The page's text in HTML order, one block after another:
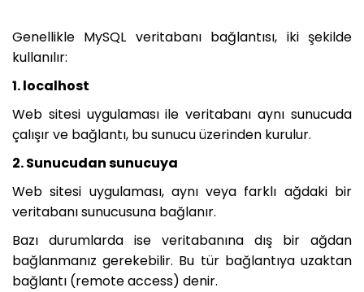
Genellikle MySQL veritabanı bağlantısı, iki şekilde
kullanılır:
1. localhost
Web sitesi uygulaması ile veritabanı aynı sunucuda
çalışır ve bağlantı, bu sunucu üzerinden kurulur.
2. Sunucudan sunucuya
Web sitesi uygulaması, aynı veya farklı ağdaki bir
veritabanı sunucusuna bağlanır.
Bazı durumlarda ise veritabanına dış bir ağdan
bağlanmanız gerekebilir. Bu tür bağlantıya uzaktan
bağlantı (remote access) denir.